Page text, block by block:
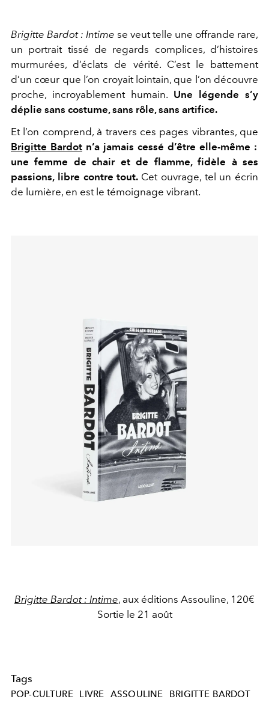
Brigitte Bardot : Intime se veut telle une offrande rare,
un portrait tissé de regards complices, d’histoires
murmurées, d’éclats de vérité. C’est le battement
d’un cœur que l’on croyait lointain, que l’on découvre
proche, incroyablement humain. Une légende s’y
déplie sans costume, sans rôle, sans artifice.
Et l’on comprend, à travers ces pages vibrantes, que
Brigitte Bardot n’a jamais cessé d’être elle-même :
une femme de chair et de flamme, fidèle à ses
passions, libre contre tout. Cet ouvrage, tel un écrin
de lumière, en est le témoignage vibrant.
Brigitte Bardot : Intime, aux éditions Assouline, 120€
Sortie le 21 août
Tags
POP-CULTURE LIVRE ASSOULINE BRIGITTE BARDOT